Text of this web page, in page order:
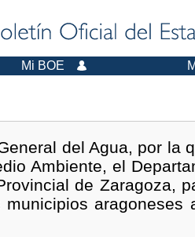
Mi BOE
del Agua, por la
Ambiente, el
de Zaragoza,
aragoneses